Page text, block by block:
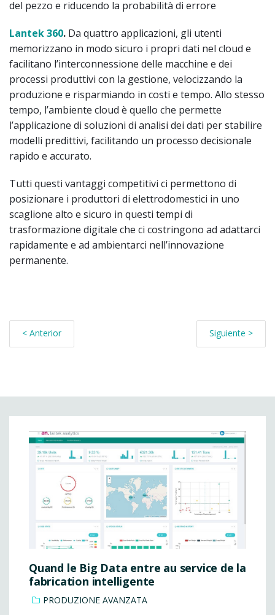
del pezzo e riducendo la probabilità di errore
Lantek 360. Da quattro applicazioni, gli utenti
memorizzano in modo sicuro i propri dati nel cloud e
facilitano l’interconnessione delle macchine e dei
processi produttivi con la gestione, velocizzando la
produzione e risparmiando in costi e tempo. Allo stesso
tempo, l’ambiente cloud è quello che permette
l’applicazione di soluzioni di analisi dei dati per stabilire
modelli predittivi, facilitando un processo decisionale
rapido e accurato.
Tutti questi vantaggi competitivi ci permettono di
posizionare i produttori di elettrodomestici in uno
scaglione alto e sicuro in questi tempi di
trasformazione digitale che ci costringono ad adattarci
rapidamente e ad ambientarci nell’innovazione
permanente.
< Anterior Siguiente >
Quand le Big Data entre au service de la
fabrication intelligente
PRODUZIONE AVANZATA